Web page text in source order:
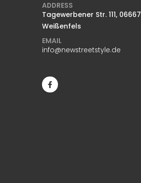
ADDRESS
Tagewerbener Str. 111, 06667
Weißenfels
EMAIL
info@newstreetstyle.de